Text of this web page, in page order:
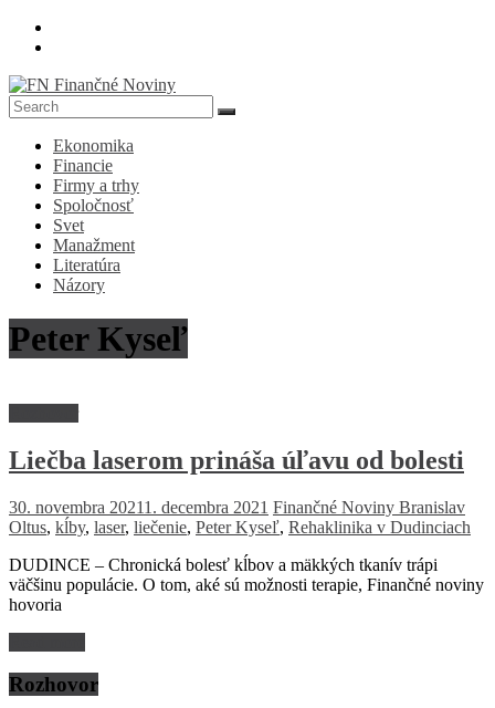
Skip
FN
Finančné
Noviny
Denník
ekonomike
spoločnosti
Ekonomika
Financie
Firmy a trhy
Spoločnosť
Svet
Manažment
Literatúra
Názory
Peter Kyseľ
Liečba laserom prináša úľavu od bolesti
30. novembra 20211. decembra 2021 Finančné Noviny Branislav
Oltus, kĺby, laser, liečenie, Peter Kyseľ, Rehaklinika v Dudinciach
DUDINCE – Chronická bolesť kĺbov a mäkkých tkanív trápi
väčšinu populácie. O tom, aké sú možnosti terapie, Finančné noviny
hovoria
Rozhovor